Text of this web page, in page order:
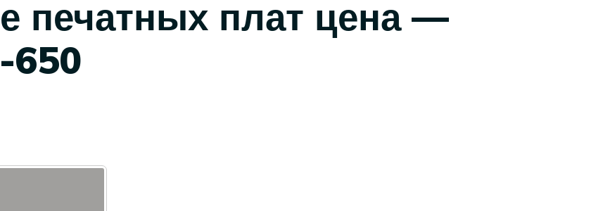
печатных плат цена —
650